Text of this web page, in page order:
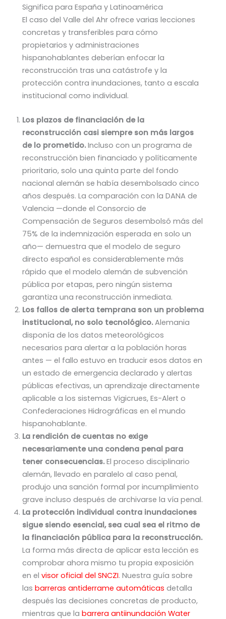
Significa para España y Latinoamérica
El caso del Valle del Ahr ofrece varias lecciones
concretas y transferibles para cómo
propietarios y administraciones
hispanohablantes deberían enfocar la
reconstrucción tras una catástrofe y la
protección contra inundaciones, tanto a escala
institucional como individual.
Los plazos de financiación de la
reconstrucción casi siempre son más largos
de lo prometido.Incluso con un programa de
reconstrucción bien financiado y políticamente
prioritario, solo una quinta parte del fondo
nacional alemán se había desembolsado cinco
años después. La comparación con la DANA de
Valencia —donde el Consorcio de
Compensación de Seguros desembolsó más del
75% de la indemnización esperada en solo un
año— demuestra que el modelo de seguro
directo español es considerablemente más
rápido que el modelo alemán de subvención
pública por etapas, pero ningún sistema
garantiza una reconstrucción inmediata.
Los fallos de alerta temprana son un problema
institucional, no solo tecnológico.Alemania
disponía de los datos meteorológicos
necesarios para alertar a la población horas
antes — el fallo estuvo en traducir esos datos en
un estado de emergencia declarado y alertas
públicas efectivas, un aprendizaje directamente
aplicable a los sistemas Vigicrues, Es-Alert o
Confederaciones Hidrográficas en el mundo
hispanohablante.
La rendición de cuentas no exige
necesariamente una condena penal para
tener consecuencias.El proceso disciplinario
alemán, llevado en paralelo al caso penal,
produjo una sanción formal por incumplimiento
grave incluso después de archivarse la vía penal.
La protección individual contra inundaciones
sigue siendo esencial, sea cual sea el ritmo de
la financiación pública para la reconstrucción.
La forma más directa de aplicar esta lección es
comprobar ahora mismo tu propia exposición
en el visor oficial del SNCZI. Nuestra guía sobre
las barreras antiderrame automáticas detalla
después las decisiones concretas de producto,
mientras que la barrera antiinundación Water